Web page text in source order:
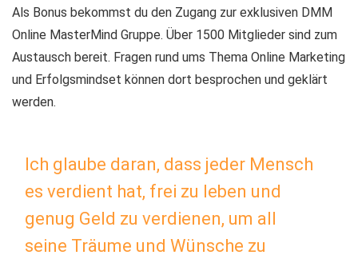
Als Bonus bekommst du den Zugang zur exklusiven DMM
Online MasterMind Gruppe. Über 1500 Mitglieder sind zum
Austausch bereit. Fragen rund ums Thema Online Marketing
und Erfolgsmindset können dort besprochen und geklärt
werden.
Ich glaube daran, dass jeder Mensch
es verdient hat, frei zu leben und
genug Geld zu verdienen, um all
seine Träume und Wünsche zu